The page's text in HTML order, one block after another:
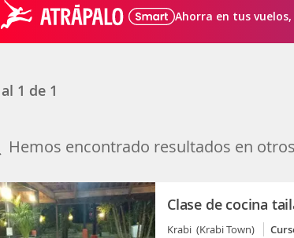
Ahorra en tus
al 1 de 1
Hemos encontrado resultados en
Clase de cocina
Krabi (Krabi Town)